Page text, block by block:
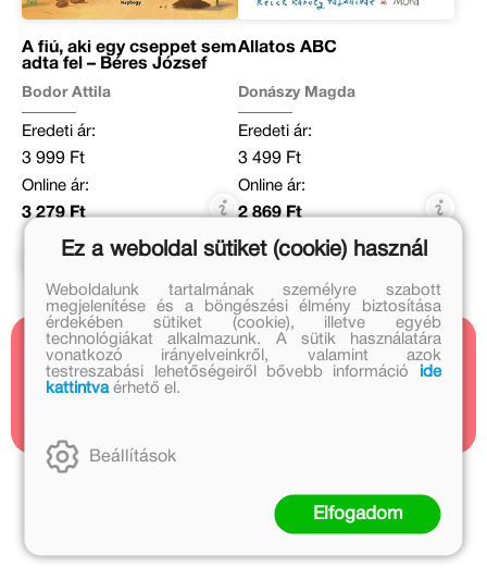
A fiú, aki egy cseppet sem
adta fel – Béres József
Bodor Attila
Eredeti ár:
3 999 Ft
Online ár:
3 279 Ft
Kosárba
Állatos ABC
Donászy Magda
Eredeti ár:
3 499 Ft
Online ár:
2 869 Ft
Kosárba
Kapcsolódó cikkek
Kapcsolódó kiadványok
A sorozat további részei
Ez a weboldal sütiket (cookie) használ
Weboldalunk tartalmának személyre szabott
megjelenítése és a böngészési élmény biztosítása
érdekében sütiket (cookie), illetve egyéb
technológiákat alkalmazunk. A sütik használatára
vonatkozó irányelveinkről, valamint azok
testreszabási lehetőségeiről bővebb információ
ide
kattintvaérhető el.
Beállítások
Elfogadom